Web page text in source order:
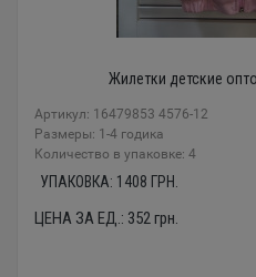
Жилетки детские
Артикул: 16479853 4576-12
Размеры: 1-4 годика
Количество в упаковке: 4
УПАКОВКА: 1408 ГРН.
ЦЕНА ЗА ЕД.: 352грн.